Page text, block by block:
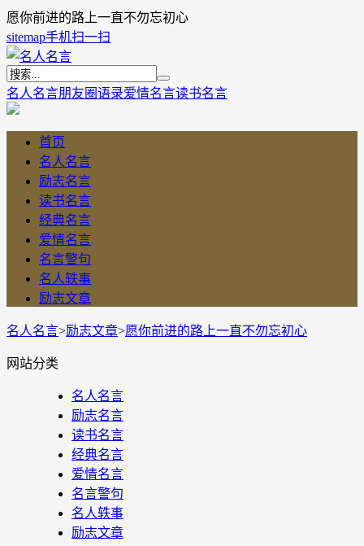
愿你前进的路上一直不勿忘初心
sitemap手机扫一扫
名人名言朋友圈语录爱情名言读书名言
首页
名人名言
励志名言
读书名言
经典名言
爱情名言
名言警句
名人轶事
励志文章
名人名言>励志文章>愿你前进的路上一直不勿忘初心
网站分类
名人名言
励志名言
读书名言
经典名言
爱情名言
名言警句
名人轶事
励志文章